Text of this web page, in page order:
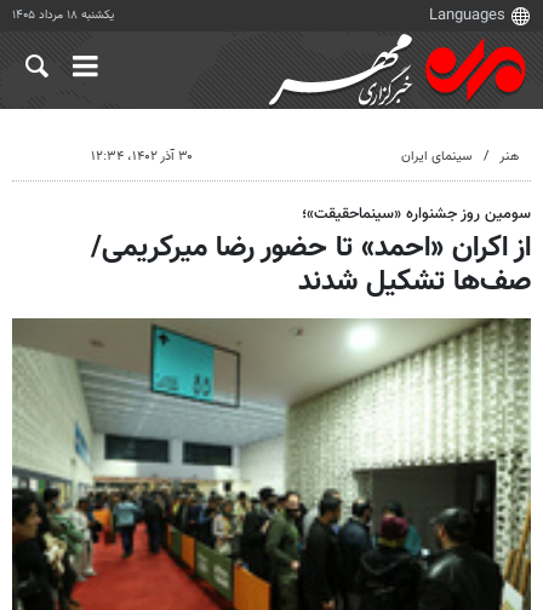
یکشنبه ۱۸ مرداد ۱۴۰۵
هنر سینمای ایران ۳۰ آذر ۱۴۰۲، ۱۲:۳۴
سومین روز جشنواره «سینماحقیقت»؛
از اکران «احمد» تا حضور رضا میرکریمی/
صف‌ها تشکیل شدند